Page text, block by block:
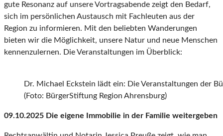
gute Resonanz auf unsere Vortragsabende zeigt den Bedarf,
sich im persönlichen Austausch mit Fachleuten aus der
Region zu informieren. Mit den beliebten Wanderungen
bieten wir die Möglichkeit, unsere Natur und neue Menschen
kennenzulernen. Die Veranstaltungen im Überblick:
Dr. Michael Eckstein lädt ein: Die Veranstaltungen der
(Foto: BürgerStiftung Region Ahrensburg)
09.10.2025 Die eigene Immobilie in der Familie weitergeben